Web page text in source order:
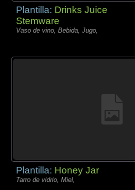
Plantilla: Drinks Juice
Stemware
Vaso de vino, Bebida, Jugo,
Plantilla: Honey Jar
Tarro de vidrio, Miel,